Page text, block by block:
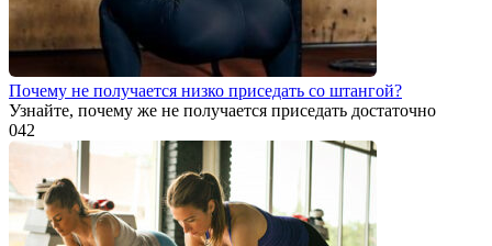
Почему не получается низко приседать со штангой?
Узнайте, почему же не получается приседать достаточно
042